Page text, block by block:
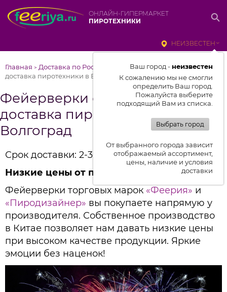
ОНЛАЙН-ГИПЕРМАРКЕТ
ПИРОТЕХНИКИ
НЕИЗВЕСТЕН
Ваш город - неизвестен
К сожалению мы не смогли
определить Ваш город.
Пожалуйста выберите
подходящий Вам из списка.
Выбрать город
От выбранного города зависит
отображаемый ассортимент,
цены, наличие и условия
доставки
Главная > Доставка по России
Фейерверки от Феерии –
доставка пиротехники в Волгоград
Фейерверки от Феерии –
доставка пиротехники в
Волгоград
Срок доставки: 2-3 дня
Низкие цены от производителя
Фейерверки торговых марок «Феерия» и
«Пиродизайнер» вы покупаете напрямую у
производителя. Собственное производство
в Китае позволяет нам давать низкие цены
при высоком качестве продукции. Яркие
эмоции без наценок!